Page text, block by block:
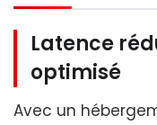
Latence
optimisé
Avec un